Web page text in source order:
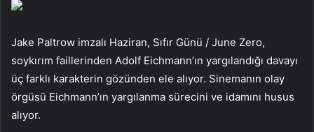
Jake Paltrow imzalı Haziran, Sıfır Günü / June Zero,
soykırım faillerinden Adolf Eichmann’ın yargılandığı davayı
üç farklı karakterin gözünden ele alıyor. Sinemanın olay
örgüsü Eichmann’ın yargılanma sürecini ve idamını husus
alıyor.